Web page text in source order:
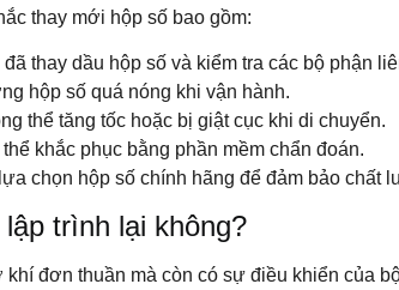
thay mới hộp số bao gồm:
thay dầu hộp số và kiểm tra các bộ phận
hộp số quá nóng khi vận hành.
thể tăng tốc hoặc bị giật cục khi di chuyển.
khắc phục bằng phần mềm chẩn đoán.
chọn hộp số chính hãng để đảm bảo chất
trình lại không?
đơn thuần mà còn có sự điều khiển của